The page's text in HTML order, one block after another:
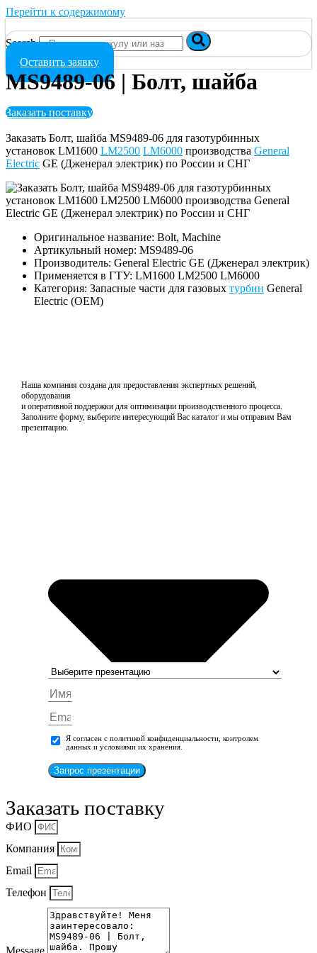
Перейти к содержимому
Search
Оставить заявку
MS9489-06 | Болт, шайба
Заказать поставку
Заказать Болт, шайба MS9489-06 для газотурбинных
установок LM1600 LM2500 LM6000 производства General
Electric GE (Дженерал электрик) по России и СНГ
Оригинальное название: Bolt, Machine
Артикульный номер: MS9489-06
Производитель: General Electric GE (Дженерал электрик)
Применяется в ГТУ: LM1600 LM2500 LM6000
Категория: Запасные части для газовых турбин General
Electric (OEM)
Наша компания создана для предоставления экспертных решений,
оборудования
и оперативной поддержки для оптимизации производственного процесса.
Заполните форму, выберите интересующий Вас каталог и мы отправим Вам
презентацию.
Я согласен с политикой конфиденциальности, контролем
данных и условиями их хранения.
Запрос презентации
Заказать поставку
ФИО
Компания
Email
Телефон
Message